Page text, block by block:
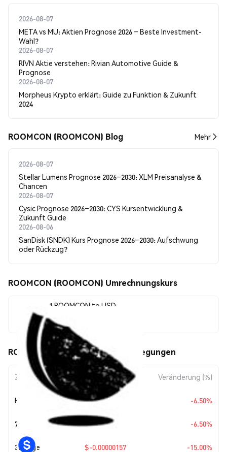
2026-08-07
META vs MU: Aktien Prognose 2026 – Beste Investment-
Wahl?
2026-08-07
RIVN Aktie verstehen: Rivian Automotive Guide &
Prognose
2026-08-07
Morpheus Krypto erklärt: Guide zu Funktion & Zukunft
2024
ROOMCON (ROOMCON) Blog Mehr
2026-08-07
Stellar Lumens Prognose 2026–2030: XLM Preisanalyse &
Chancen
2026-08-07
Cysic Prognose 2026–2030: CYS Kursentwicklung &
Zukunft Guide
2026-08-06
SanDisk (SNDK) Kurs Prognose 2026–2030: Aufschwung
oder Rückzug?
ROOMCON (ROOMCON) Umrechnungskurs
1 ROOMCON to USD
$0.00000888
ROOMCON (ROOMCON) Kursbewegungen
Zeitraum Betragsänderung Veränderung (%)
Heute $-0.00000062 -6.50%
7 Tage $-0.00000062 -6.50%
30 Tage $-0.00000157 -15.00%